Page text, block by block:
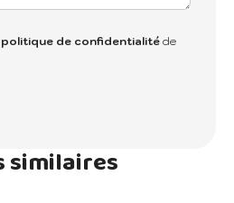
politique de confidentialitéde
similaires